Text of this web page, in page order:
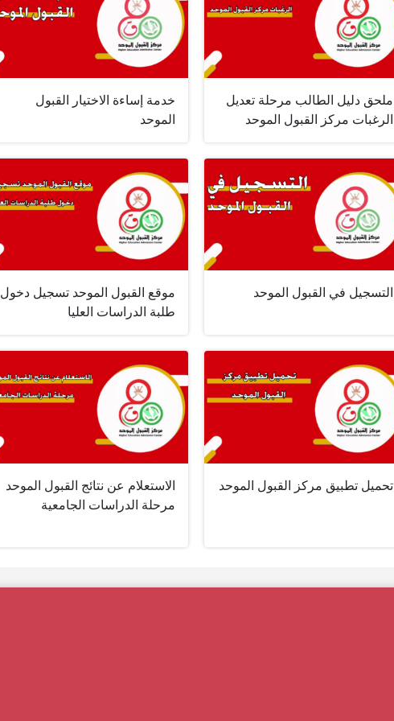
ملحق دليل الطالب مرحلة تعديل
الرغبات مركز القبول الموحد
خدمة إساءة الاختيار القبول
الموحد
التسجيل في القبول الموحد
موقع القبول الموحد تسجيل دخول
طلبة الدراسات العليا
تحميل تطبيق مركز القبول الموحد
الاستعلام عن نتائج القبول الموحد
مرحلة الدراسات الجامعية